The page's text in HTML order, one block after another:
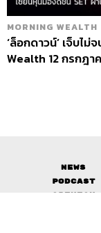
MORNING WEALTH
‘ล็อกดาวน์’ เจ็บไ
Wealth 12 กรกฎา
News
Podcast
Opinion